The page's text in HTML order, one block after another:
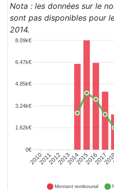
Nota : les données sur le
sont pas disponibles pour
2014.
20102011201220132014201520162017
8.09k€
6.47k€
4.85k€
3.24k€
1.62k€
0€
Montant remboursé